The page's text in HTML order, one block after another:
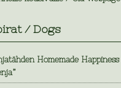
/ Dogs
Homemade Happiness